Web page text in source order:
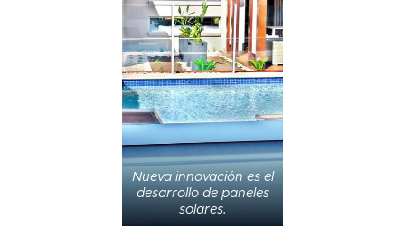
Nueva innovación es el
desarrollo de paneles
solares.